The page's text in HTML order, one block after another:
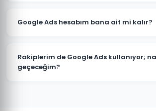
metinleri, görsel tasarımlar ve video
Google Ads hesabım bana ait mi kalır?
müşterimize aittir. Ajans erişimi yönetici
seviyesinde değil, reklam yöneticisi
Rakiplerim de Google Ads kullanıyor;
geçeceğim?